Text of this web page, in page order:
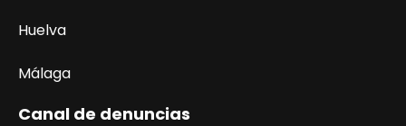
Huelva
Málaga
Canal de denuncias